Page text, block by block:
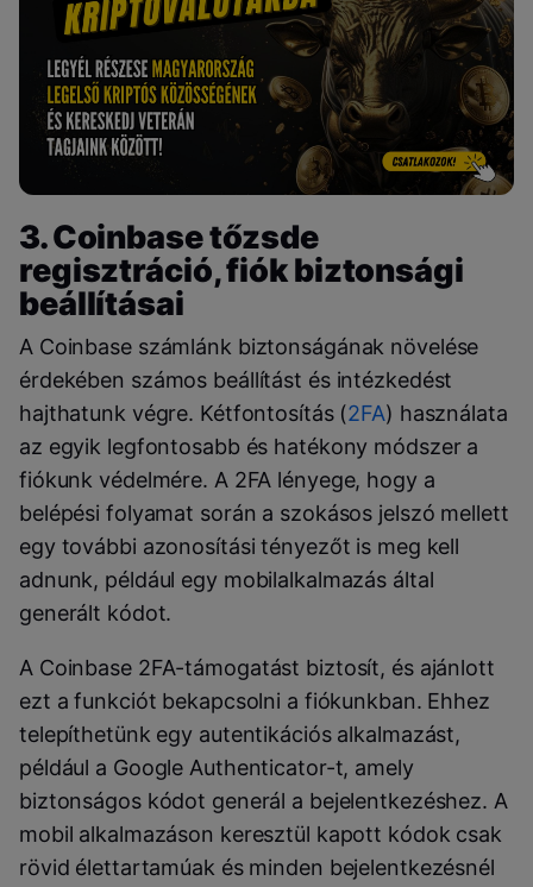
3. Coinbase tőzsde
regisztráció, fiók biztonsági
beállításai
A Coinbase számlánk biztonságának növelése
érdekében számos beállítást és intézkedést
hajthatunk végre. Kétfontosítás (2FA) használata
az egyik legfontosabb és hatékony módszer a
fiókunk védelmére. A 2FA lényege, hogy a
belépési folyamat során a szokásos jelszó mellett
egy további azonosítási tényezőt is meg kell
adnunk, például egy mobilalkalmazás által
generált kódot.
A Coinbase 2FA-támogatást biztosít, és ajánlott
ezt a funkciót bekapcsolni a fiókunkban. Ehhez
telepíthetünk egy autentikációs alkalmazást,
például a Google Authenticator-t, amely
biztonságos kódot generál a bejelentkezéshez. A
mobil alkalmazáson keresztül kapott kódok csak
rövid élettartamúak és minden bejelentkezésnél